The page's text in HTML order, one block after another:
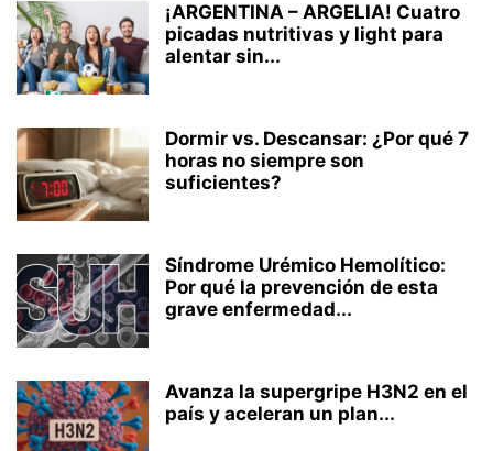
¡ARGENTINA – ARGELIA! Cuatro
picadas nutritivas y light para
alentar sin...
Dormir vs. Descansar: ¿Por qué 7
horas no siempre son
suficientes?
Síndrome Urémico Hemolítico:
Por qué la prevención de esta
grave enfermedad...
Avanza la supergripe H3N2 en el
país y aceleran un plan...